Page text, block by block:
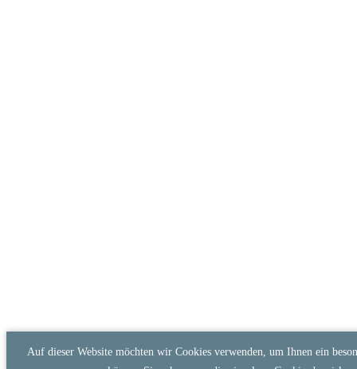
Auf dieser Website möchten wir Cookies verwenden, um Ihnen ein